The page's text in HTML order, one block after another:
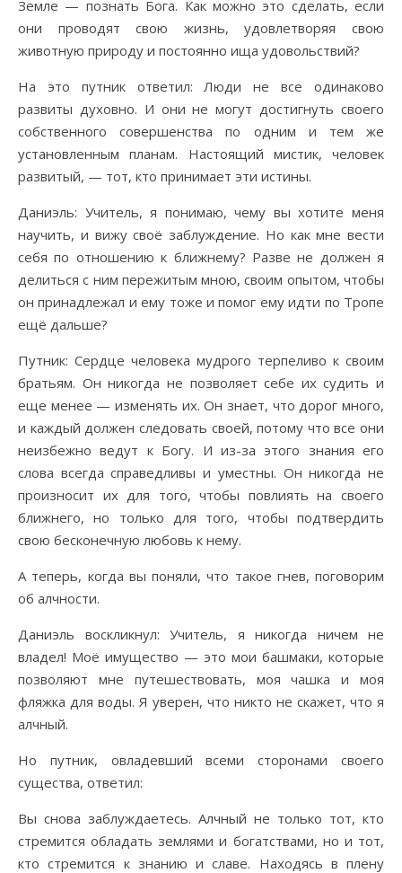
Земле — познать Бога. Как можно это сделать, если
они проводят свою жизнь, удовлетворяя свою
животную природу и постоянно ища удовольствий?
На это путник ответил: Люди не все одинаково
развиты духовно. И они не могут достигнуть своего
собственного совершенства по одним и тем же
установленным планам. Настоящий мистик, человек
развитый, — тот, кто принимает эти истины.
Даниэль: Учитель, я понимаю, чему вы хотите меня
научить, и вижу своё заблуждение. Но как мне вести
себя по отношению к ближнему? Разве не должен я
делиться с ним пережитым мною, своим опытом, чтобы
он принадлежал и ему тоже и помог ему идти по Тропе
ещё дальше?
Путник: Сердце человека мудрого терпеливо к своим
братьям. Он никогда не позволяет себе их судить и
еще менее — изменять их. Он знает, что дорог много,
и каждый должен следовать своей, потому что все они
неизбежно ведут к Богу. И из-за этого знания его
слова всегда справедливы и уместны. Он никогда не
произносит их для того, чтобы повлиять на своего
ближнего, но только для того, чтобы подтвердить
свою бесконечную любовь к нему.
А теперь, когда вы поняли, что такое гнев, поговорим
об алчности.
Даниэль воскликнул: Учитель, я никогда ничем не
владел! Моё имущество — это мои башмаки, которые
позволяют мне путешествовать, моя чашка и моя
фляжка для воды. Я уверен, что никто не скажет, что я
алчный.
Но путник, овладевший всеми сторонами своего
существа, ответил:
Вы снова заблуждаетесь. Алчный не только тот, кто
стремится обладать землями и богатствами, но и тот,
кто стремится к знанию и славе. Находясь в плену